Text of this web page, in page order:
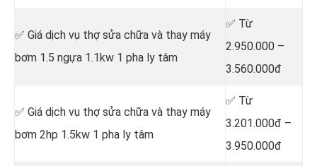
✅ Giá dịch vụ thợ sửa chữa và thay máy
bơm 1.5 ngựa 1.1kw 1 pha ly tâm
✅ Từ
2.950.000 –
3.560.000đ
✅ Giá dịch vụ thợ sửa chữa và thay máy
bơm 2hp 1.5kw 1 pha ly tâm
✅ Từ
3.201.000đ –
3.950.000đ